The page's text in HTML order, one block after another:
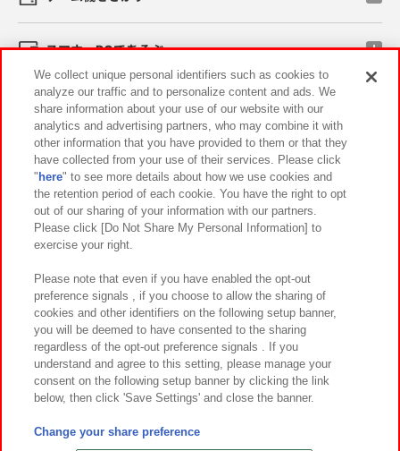
スマホ・PCであそぶ
イベント・キャンペーン
関連会社 サステナビリティ サイトポリシー
プライバシーポリシー ウェブアクセシビリティ方針と検証結果
お取引先さまとともに
カスタマーハラスメント対応方針 よくあるご質問・お問い合わせ
©Bandai Namco Amusement Inc.
©Bandai Namco Amusement Lab Inc.
We collect unique personal identifiers such as cookies to
analyze our traffic and to personalize content and ads. We
share information about your use of our website with our
analytics and advertising partners, who may combine it with
other information that you have provided to them or that they
have collected from your use of their services. Please click
" here" to see more details about how we use cookies and
the retention period of each cookie. You have the right to opt
out of our sharing of your information with our partners.
Please click [Do Not Share My Personal Information] to
exercise your right.
Please note that even if you have enabled the opt-out
preference signals , if you choose to allow the sharing of
cookies and other identifiers on the following setup banner,
you will be deemed to have consented to the sharing
regardless of the opt-out preference signals . If you
understand and agree to this setting, please manage your
consent on the following setup banner by clicking the link
below, then click 'Save Settings' and close the banner.
Change your share preference